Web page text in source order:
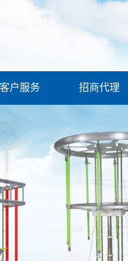
客户服务 招商代理